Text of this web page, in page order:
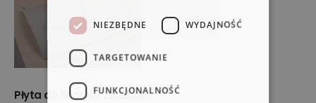
Płyta do linorytu 21x30cm
NIEZBĘDNE WYDAJNOŚĆ
TARGETOWANIE
FUNKCJONALNOŚĆ